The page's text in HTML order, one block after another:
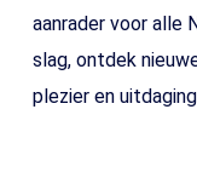
aanrader voor alle
slag, ontdek
plezier en